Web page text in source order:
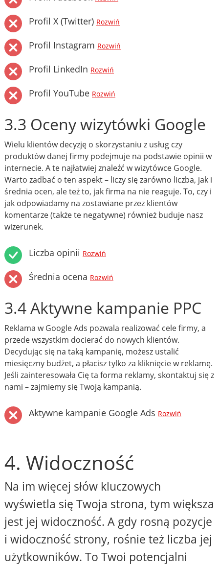
Profil X (Twitter) Rozwiń
Profil Instagram Rozwiń
Profil LinkedIn Rozwiń
Profil YouTube Rozwiń
3.3 Oceny wizytówki Google
Wielu klientów decyzję o skorzystaniu z usług czy
produktów danej firmy podejmuje na podstawie opinii w
internecie. A te najłatwiej znaleźć w wizytówce Google.
Warto zadbać o ten aspekt – liczy się zarówno liczba, jak i
średnia ocen, ale też to, jak firma na nie reaguje. To, czy i
jak odpowiadamy na zostawiane przez klientów
komentarze (także te negatywne) również buduje nasz
wizerunek.
Liczba opinii Rozwiń
Średnia ocena Rozwiń
3.4 Aktywne kampanie PPC
Reklama w Google Ads pozwala realizować cele firmy, a
przede wszystkim docierać do nowych klientów.
Decydując się na taką kampanię, możesz ustalić
miesięczny budżet, a płacisz tylko za kliknięcie w reklamę.
Jeśli zainteresowała Cię ta forma reklamy, skontaktuj się z
nami – zajmiemy się Twoją kampanią.
Aktywne kampanie Google Ads Rozwiń
4. Widoczność
Na im więcej słów kluczowych
wyświetla się Twoja strona, tym większa
jest jej widoczność. A gdy rosną pozycje
i widoczność strony, rośnie też liczba jej
użytkowników. To Twoi potencjalni